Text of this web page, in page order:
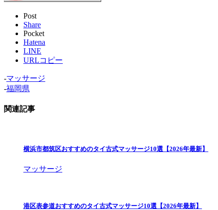
Post
Share
Pocket
Hatena
LINE
URLコピー
-マッサージ
-福岡県
関連記事
横浜市都筑区おすすめのタイ古式マッサージ10選【2026年最新】
マッサージ
港区表参道おすすめのタイ古式マッサージ10選【2026年最新】